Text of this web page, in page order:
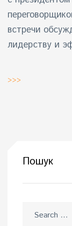
встречи
лидерству и
>>>
Пошук